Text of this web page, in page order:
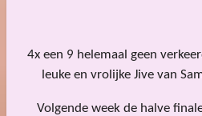
4x een 9 helemaal geen
leuke en vrolijke Jive van
Volgende week de halve